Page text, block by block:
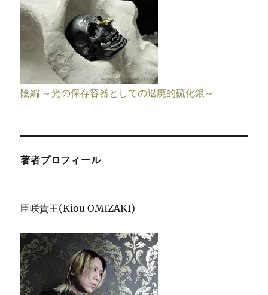
陰編 ～光の保存容器としての退廃的硫化銀～
著者プロフィール
臣咲貴王(Kiou OMIZAKI)